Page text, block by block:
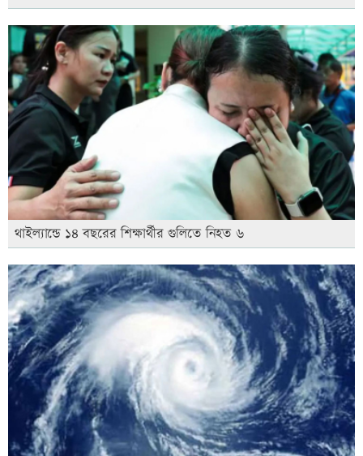
থাইল্যান্ডে ১৪ বছরের শিক্ষার্থীর গুলিতে নিহত ৬